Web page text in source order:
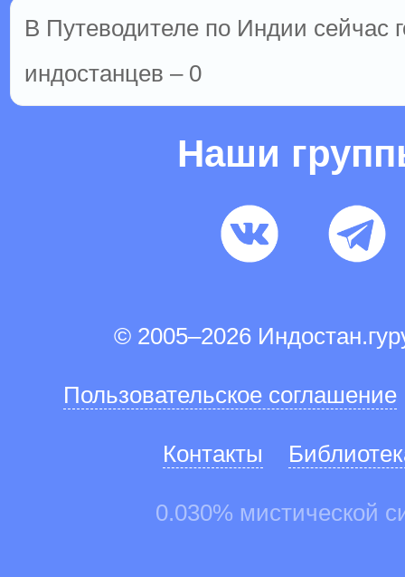
В Путеводителе по Индии сейчас
индостанцев – 0
Наши
© 2005–2026
Пользовательское соглашение
Контакты
0.030% мистической